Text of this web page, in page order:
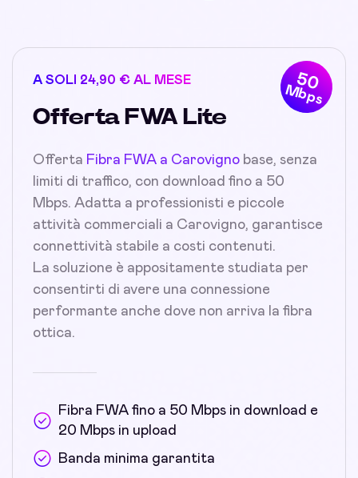
50
Mbps
A SOLI 24,90 € AL MESE
Offerta FWA Lite
Offerta Fibra FWA a Carovigno base, senza
limiti di traffico, con download fino a 50
Mbps. Adatta a professionisti e piccole
attività commerciali a Carovigno, garantisce
connettività stabile a costi contenuti.
La soluzione è appositamente studiata per
consentirti di avere una connessione
performante anche dove non arriva la fibra
ottica.
Fibra FWA fino a 50 Mbps in download e
20 Mbps in upload
Banda minima garantita